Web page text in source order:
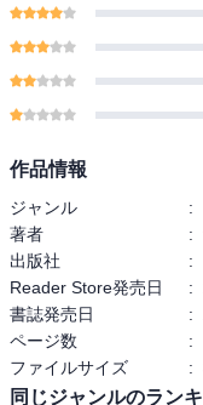
作品情報
ジャンル :
著者
:
出版社
:
Reader Store発売日
:
書誌発売日
:
ページ数
:
ファイルサイズ
:
同じジャンルのラン